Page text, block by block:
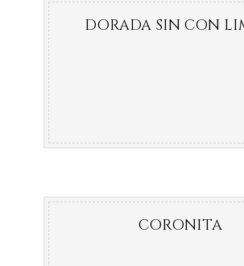
DORADA SIN CON
CORONITA